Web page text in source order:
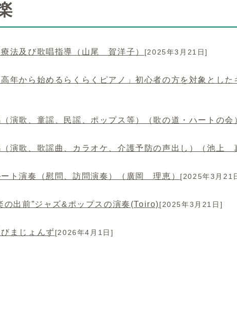
法及び歌唱指導（山尾 賀洋子） [2025年3月21日]
高年から始めるらくらくピアノ」初心者の方を対象とし
演歌、童謡、民謡、ポップス等）（歌の道・ハートの会
演歌、歌謡曲、カラオケ、介護予防の声出し）（池上
ート演奏（慰問、訪問演奏）（廣岡 理恵） [2025年3月21
の出前”ジャズ&ポップスの演奏(Toiro)[2025年3月21日]
まじょんず[2026年4月1日]